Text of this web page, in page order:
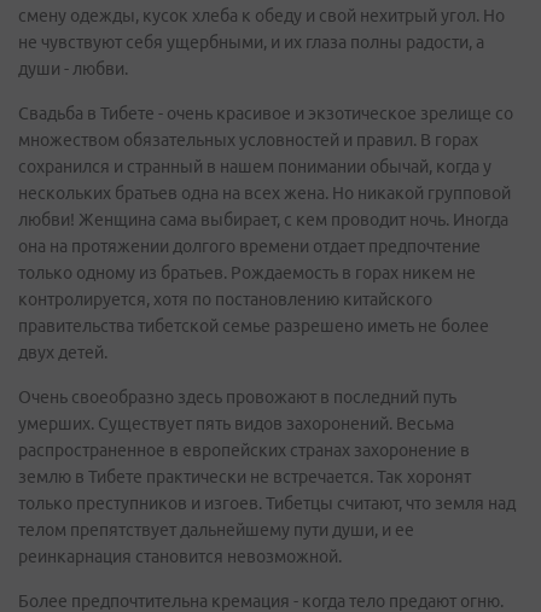
смену одежды, кусок хлеба к обеду и свой нехитрый угол. Но
не чувствуют себя ущербными, и их глаза полны радости, а
души - любви.
Свадьба в Тибете - очень красивое и экзотическое зрелище со
множеством обязательных условностей и правил. В горах
сохранился и странный в нашем понимании обычай, когда у
нескольких братьев одна на всех жена. Но никакой групповой
любви! Женщина сама выбирает, с кем проводит ночь. Иногда
она на протяжении долгого времени отдает предпочтение
только одному из братьев. Рождаемость в горах никем не
контролируется, хотя по постановлению китайского
правительства тибетской семье разрешено иметь не более
двух детей.
Очень своеобразно здесь провожают в последний путь
умерших. Существует пять видов захоронений. Весьма
распространенное в европейских странах захоронение в
землю в Тибете практически не встречается. Так хоронят
только преступников и изгоев. Тибетцы считают, что земля над
телом препятствует дальнейшему пути души, и ее
реинкарнация становится невозможной.
Более предпочтительна кремация - когда тело предают огню.